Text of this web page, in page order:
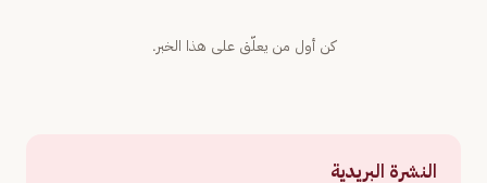
كن أول من يعلّق على هذا الخبر.
النشرة البريدية